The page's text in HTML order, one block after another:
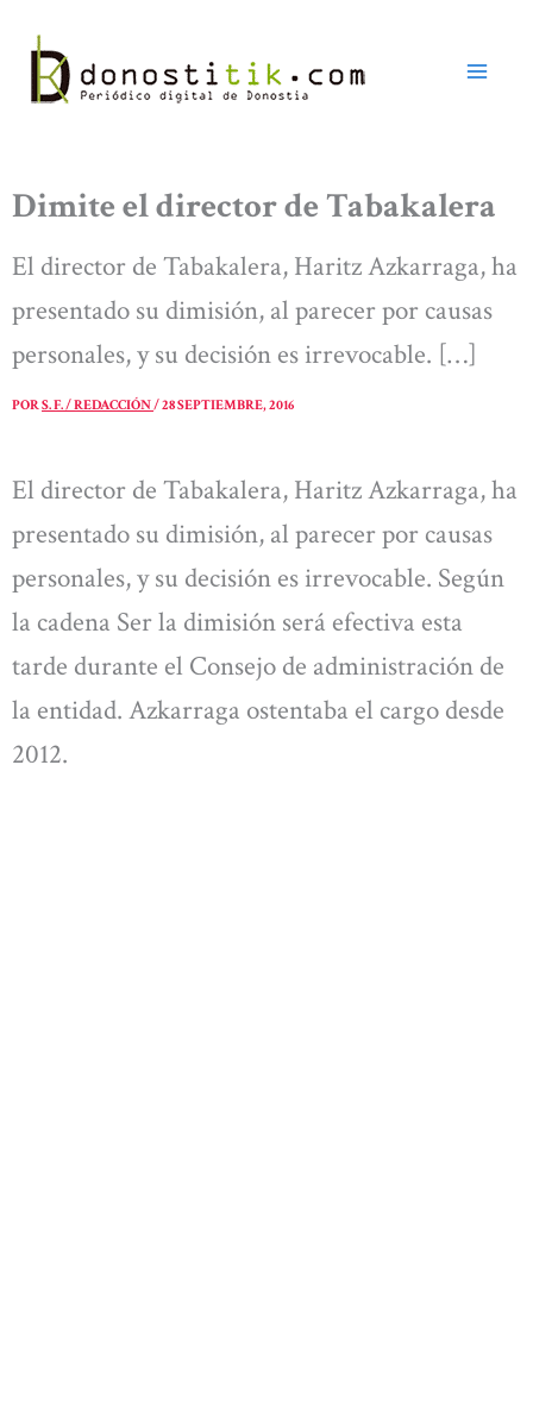
contenido
Dimite el director de Tabakalera
El director de Tabakalera, Haritz Azkarraga, ha
presentado su dimisión, al parecer por causas
personales, y su decisión es irrevocable. […]
PORS. F. / REDACCIÓN/28 SEPTIEMBRE, 2016
El director de Tabakalera, Haritz Azkarraga, ha
presentado su dimisión, al parecer por causas
personales, y su decisión es irrevocable. Según
la cadena Ser la dimisión será efectiva esta
tarde durante el Consejo de administración de
la entidad. Azkarraga ostentaba el cargo desde
2012.